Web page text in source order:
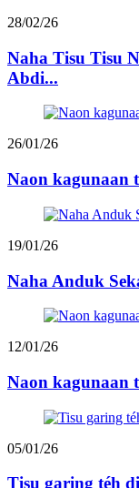
28/02/26
Naha Tisu Tisu
Abdi...
26/01/26
Naon kagunaan
19/01/26
Naha Anduk
12/01/26
Naon kagunaan
05/01/26
Tisu garing téh